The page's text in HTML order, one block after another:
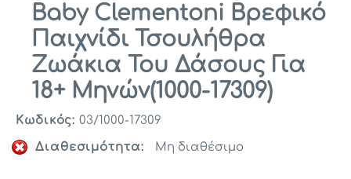
Baby Clementoni Βρεφικό
Παιχνίδι Τσουλήθρα
Ζωάκια Του Δάσους Για
18+ Μηνών(1000-17309)
Κωδικός: 03/1000-17309
Διαθεσιμότητα:
Μη διαθέσιμο